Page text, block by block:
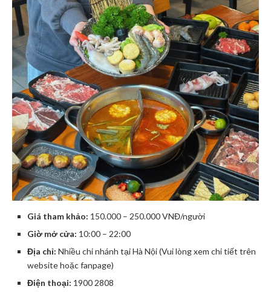
Giá tham khảo: 150.000 – 250.000 VNĐ/người
Giờ mở cửa: 10:00 – 22:00
Địa chỉ: Nhiều chi nhánh tại Hà Nội (Vui lòng xem chi tiết trên
website hoặc fanpage)
Điện thoại: 1900 2808